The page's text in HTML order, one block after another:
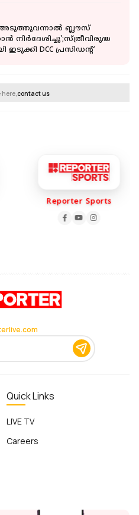
അടുത്തുവന്നാൽ ബ്ലൗസ്
നിർദേശിച്ചു';സ്ത്രീവിരുദ്ധ
DCC പ്രസിഡന്റ്
here,contact us
Reporter Sports
Quick Links
LIVE TV
Careers